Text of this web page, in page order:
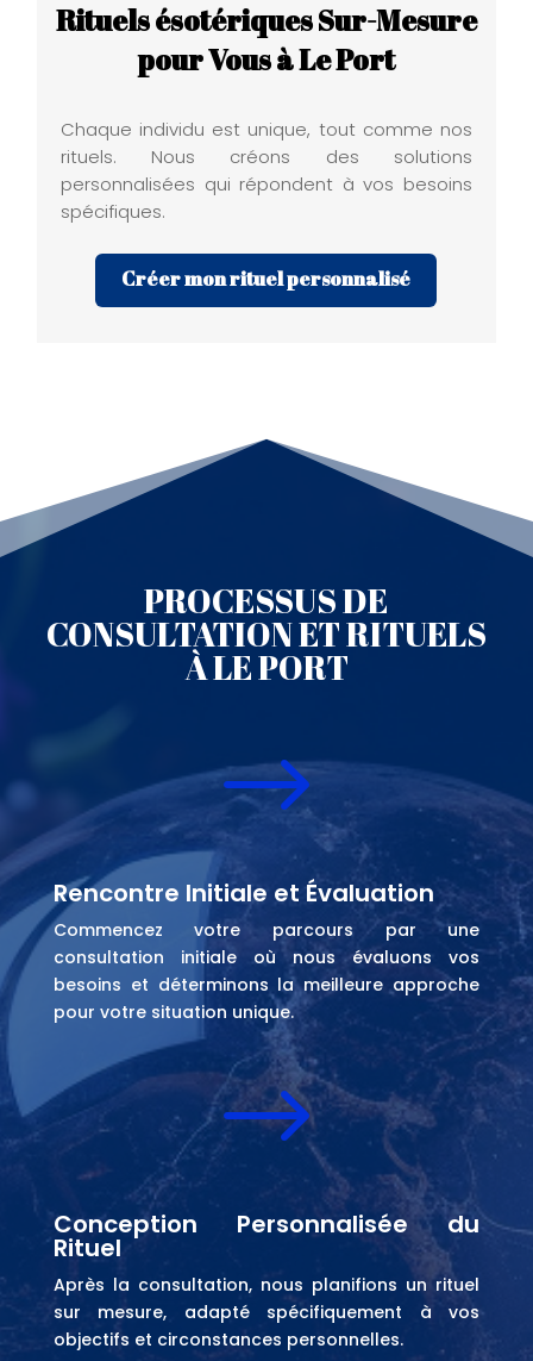
Rituels ésotériques Sur-Mesure
pour Vous à Le Port
Chaque individu est unique, tout comme nos
rituels. Nous créons des solutions
personnalisées qui répondent à vos besoins
spécifiques.
Créer mon rituel personnalisé
PROCESSUS DE
CONSULTATION ET RITUELS
À LE PORT
$
Rencontre Initiale et Évaluation
Commencez votre parcours par une
consultation initiale où nous évaluons vos
besoins et déterminons la meilleure approche
pour votre situation unique.
$
Conception Personnalisée du
Rituel
Après la consultation, nous planifions un rituel
sur mesure, adapté spécifiquement à vos
objectifs et circonstances personnelles.